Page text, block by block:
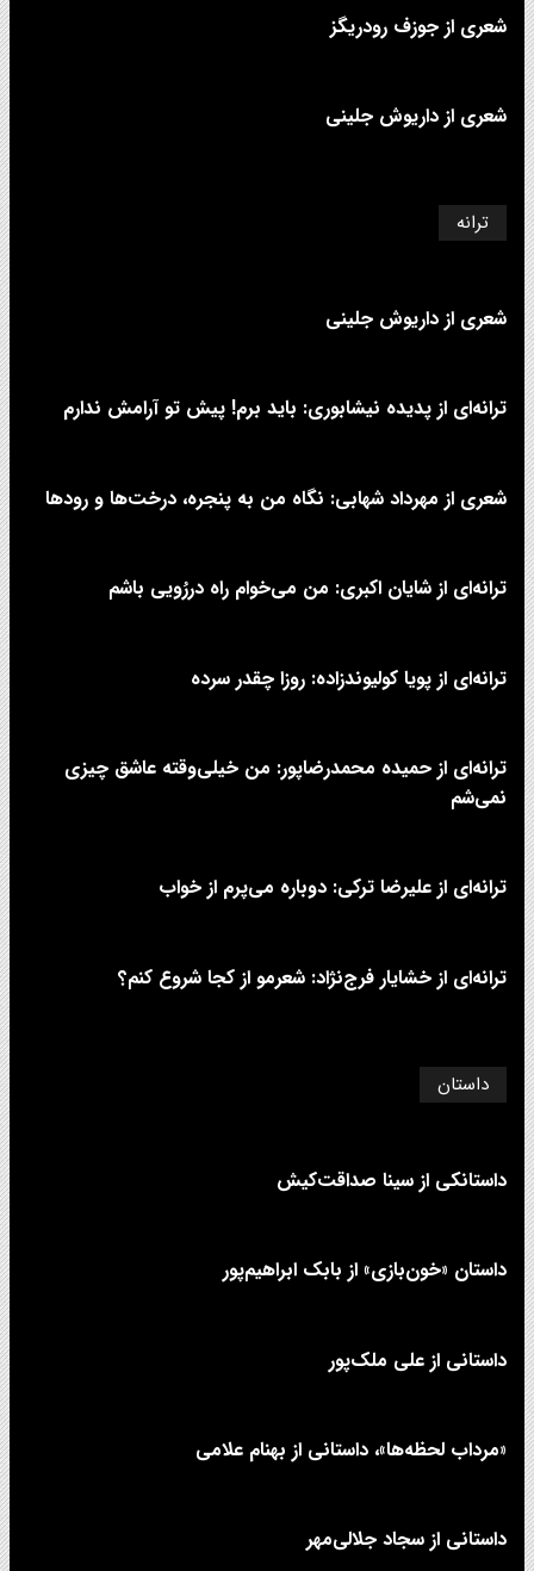
شعری از جوزف رودریگز
شعری از داریوش جلینی
ترانه
شعری از داریوش جلینی
ترانه‌ای از پدیده نیشابوری: باید برم! پیش تو آرامش ندارم
شعری از مهرداد شهابی: نگاه من به پنجره، درخت‌ها و رودها
ترانه‌ای از شایان اکبری: من می‌خوام راه دررُویی باشم
ترانه‌ای از پویا کولیوندزاده: روزا چقدر سرده
ترانه‌ای از حمیده محمدرضاپور: من خیلی‌وقته عاشق چیزی
نمی‌شم
ترانه‌ای از علیرضا ترکی: دوباره می‌پرم از خواب
ترانه‌ای از خشایار فرج‌نژاد: شعرمو از کجا شروع کنم؟
داستان
داستانکی از سینا صداقت‌کیش
داستان «خون‌بازی» از بابک ابراهیم‌پور
داستانی از علی‌ ملک‌پور
«مرداب لحظه‌ها»، داستانی از بهنام علامی
داستانی از سجاد جلالی‌مهر